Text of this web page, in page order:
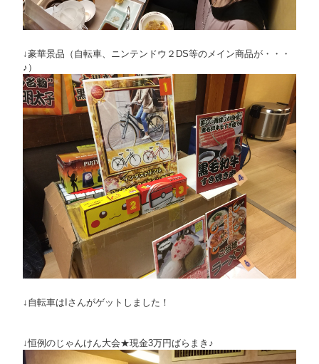
↓豪華景品（自転車、ニンテンドウ２DS等のメイン商品が・・・
♪）
↓自転車はIさんがゲットしました！
↓恒例のじゃんけん大会★現金3万円ばらまき♪